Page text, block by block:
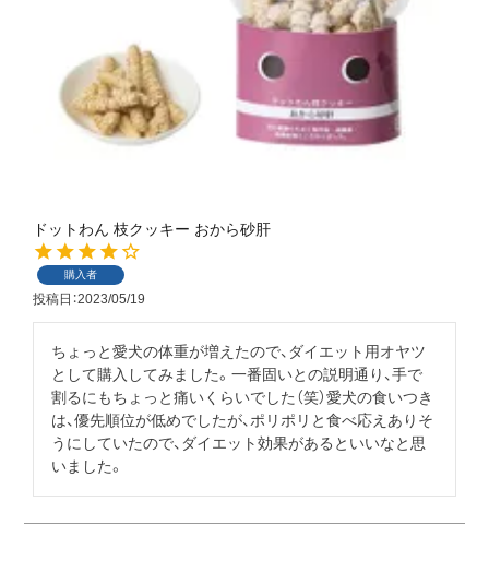
ドットわん 枝クッキー おから砂肝
購入者
投稿日 2023/05/19
ちょっと愛犬の体重が増えたので、ダイエット用オヤツ
として購入してみました。一番固いとの説明通り、手で
割るにもちょっと痛いくらいでした（笑）愛犬の食いつき
は、優先順位が低めでしたが、ポリポリと食べ応えありそ
うにしていたので、ダイエット効果があるといいなと思
いました。